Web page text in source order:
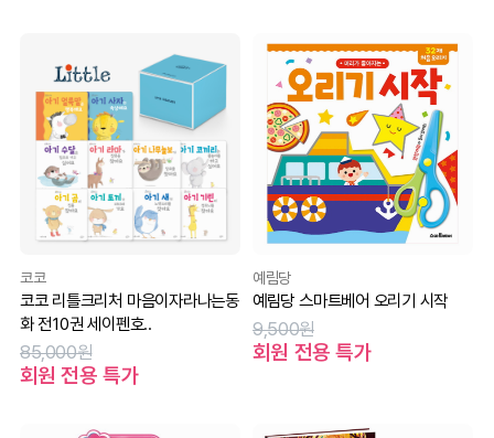
코코
코코 리틀크리처 마음이자라나는동
화 전10권 세이펜호..
85,000원
회원 전용 특가
예림당
예림당 스마트베어 오리기 시작
9,500원
회원 전용 특가